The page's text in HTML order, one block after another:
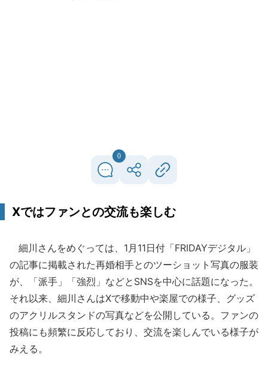
0
Xではファンとの交流も楽しむ
細川さんをめぐっては、1月11日付「FRIDAYデジタル」
の記事に掲載された再婚相手とのツーショット写真の服装
が、「派手」「強烈」などとSNSを中心に話題になった。
それ以来、細川さんはXで移動中や楽屋での様子、グッズ
のアクリルスタンドの写真などを公開している。ファンの
投稿にも頻繁に反応しており、交流を楽しんでいる様子が
みえる。